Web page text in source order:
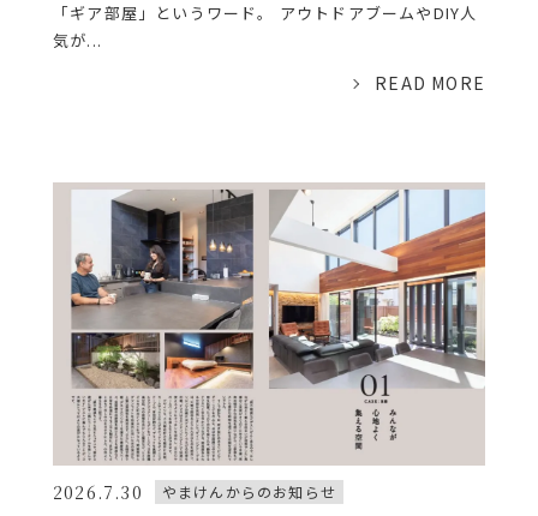
「ギア部屋」というワード。 アウトドアブームやDIY人
気が...
READ MORE
2026.7.30 やまけんからのお知らせ